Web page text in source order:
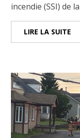
incendie (SSI) de
LIRE LA SUITE